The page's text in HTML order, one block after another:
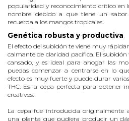
popularidad y reconocimiento crítico en
nombre debido a que tiene un
recuerda a los mangos tropicales.
Genética robusta y productiva
El efecto del subidón te viene muy
calmante de claridad pacífica. El
cansado, y es ideal para ahogar las
puedas comenzar a centrarse en lo
efecto es muy fuerte y puede durar
THC. Es la cepa perfecta para obtener
creativos.
La cepa fue introducida originalmente
una planta que pudiera producir un